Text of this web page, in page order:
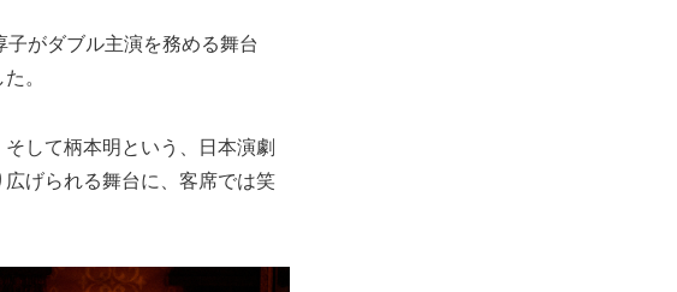
がダブル主演を務める舞台
。
して柄本明という、日本演劇
げられる舞台に、客席では笑